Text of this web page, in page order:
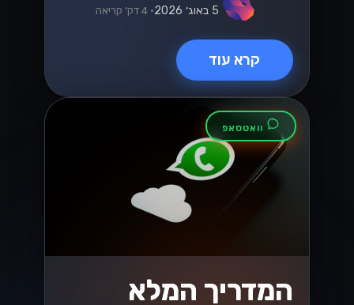
התשלום הנכון
לעסקים ישראליים
שחררו את הפוטנציאל של העסק שלכם על
ידי בחירת שער התשלום הנכון! גלו טיפים
חיוניים המיועדים לעסקים ישראליים כדי
לייעל את העסקאות ולהגביר את
Lynxbe Team
• 5 דק׳ קריאה